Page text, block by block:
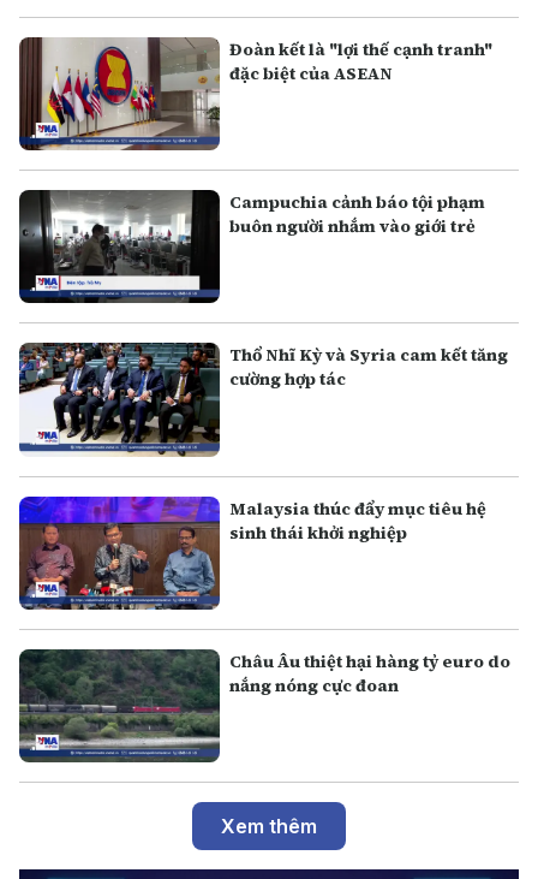
Đoàn kết là "lợi thế cạnh tranh"
đặc biệt của ASEAN
Campuchia cảnh báo tội phạm
buôn người nhắm vào giới trẻ
Thổ Nhĩ Kỳ và Syria cam kết tăng
cường hợp tác
Malaysia thúc đẩy mục tiêu hệ
sinh thái khởi nghiệp
Châu Âu thiệt hại hàng tỷ euro do
nắng nóng cực đoan
Xem thêm